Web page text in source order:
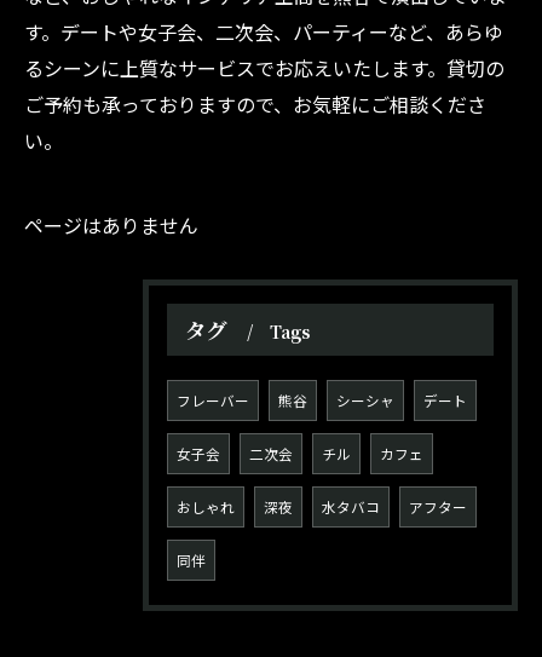
す。デートや女子会、二次会、パーティーなど、あらゆ
るシーンに上質なサービスでお応えいたします。貸切の
ご予約も承っておりますので、お気軽にご相談くださ
い。
ページはありません
タグ Tags
フレーバー 熊谷 シーシャ デート
女子会 二次会 チル カフェ
おしゃれ 深夜 水タバコ アフター
同伴